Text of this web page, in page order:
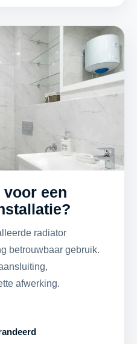
voor een
radiator
betrouwbaar gebruik.
afwerking.